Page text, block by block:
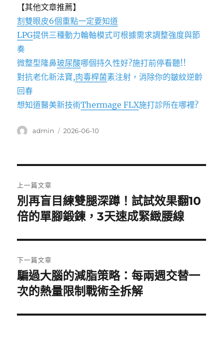
【其他文章推薦】
割雙眼皮6個重點一定要知道
LPG提供三種動力輪軸模式可根據需求調整強度與節
奏
微整型隆鼻玻尿酸哪個持久性好?施打前停看聽!!
對抗老化新法寶,肉毒桿菌素注射，消除你的皺紋逆齡
回春
想知道醫美新技術Thermage FLX施打診所在哪裡?
作
admin
發
2026-06-10
章
導
覽
上一篇文章
上
一
文
章:
別再盲目練雙腿深蹲！試試效果翻10
倍的單腳鍛鍊，3天速成緊緻腰線
下一篇文章
下
一
文
騙過大腦的減脂策略：每兩週交替一
次的熱量限制戰術全拆解